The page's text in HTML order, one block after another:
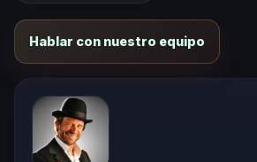
Hablar con nuestro equipo